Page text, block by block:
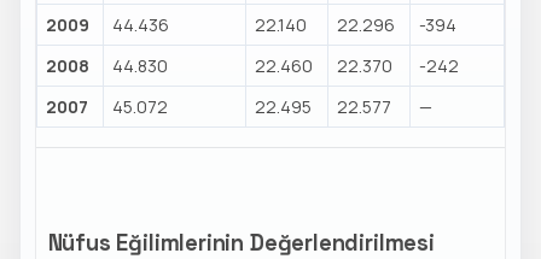
2009
44.436 22.140 22.296
-394
2008
44.830 22.460 22.370
-242
2007
45.072 22.495 22.577 —
Nüfus Eğilimlerinin Değerlendirilmesi